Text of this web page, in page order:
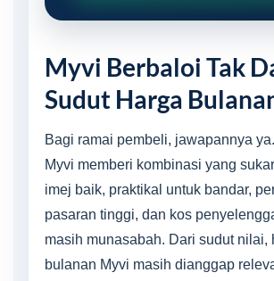
Myvi Berbaloi Tak
Sudut Harga
Bagi ramai pembeli, jawapannya
Myvi memberi kombinasi yang
imej baik, praktikal untuk bandar,
pasaran tinggi, dan kos
masih munasabah. Dari sudut nilai,
bulanan Myvi masih dianggap